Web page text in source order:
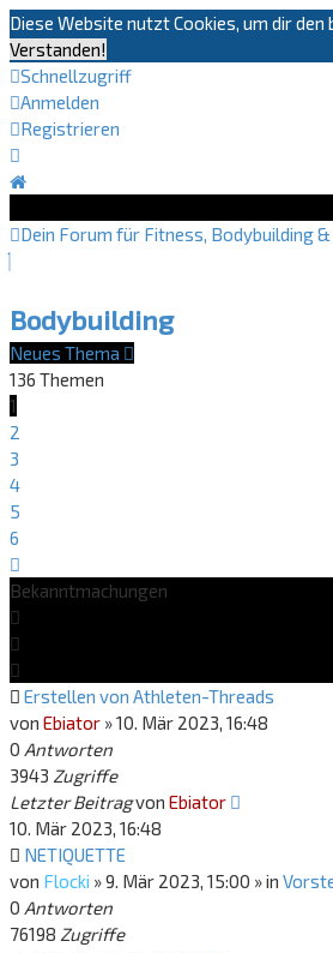
Diese Website nutzt Cookies, um dir
Verstanden!
Schnellzugriff
Anmelden
Registrieren
Dein Forum für Fitness, Bodybuilding
Bodybuilding
Neues Thema
136 Themen
1
2
3
4
5
6
Bekanntmachungen
Erstellen von Athleten-Threads
von Ebiator »10. Mär 2023, 16:48
0 Antworten
3943 Zugriffe
Letzter Beitragvon Ebiator
10. Mär 2023, 16:48
NETIQUETTE
von Flocki »9. Mär 2023, 15:00 » in
0 Antworten
76198 Zugriffe